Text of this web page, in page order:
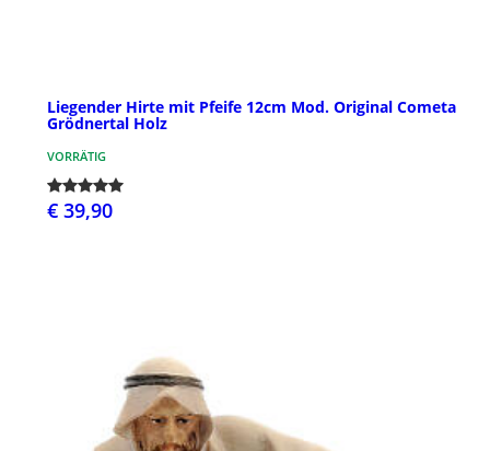
Liegender Hirte mit Pfeife 12cm Mod. Original Cometa
Grödnertal Holz
VORRÄTIG
€ 39,90